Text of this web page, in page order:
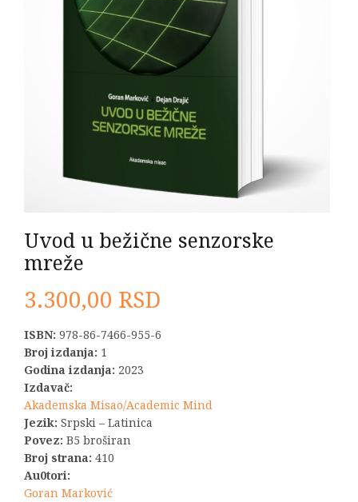
Uvod u bežične senzorske
mreže
3.300,00 RSD
ISBN: 978-86-7466-955-6
Broj izdanja: 1
Godina izdanja: 2023
Izdavač:
Akademska Misao/Academic Mind
Jezik: Srpski – Latinica
Povez: B5 broširan
Broj strana: 410
Au0tori:
Goran Marković